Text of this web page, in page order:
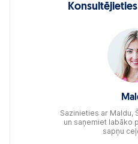
Sazinieties ar Maldu,
un saņemiet labāko
sapņu